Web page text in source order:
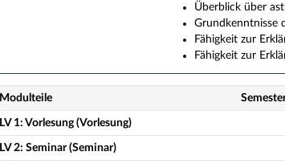
Überblick über
Grundkenntnisse
Fähigkeit zur
Fähigkeit zur
Modulteile
LV 1: Vorlesung (Vorlesung)
LV 2: Seminar (Seminar)